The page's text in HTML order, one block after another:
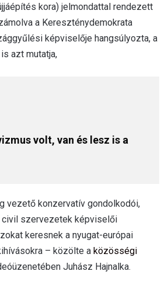
kora) jelmondattal rendezett
a Kereszténydemokrata
képviselője hangsúlyozta, a
azt mutatja,
volt, van és lesz is a
vezető konzervatív gondolkodói,
szervezetek képviselői
keresnek a nyugat-európai
– közölte a közösségi
Juhász Hajnalka.